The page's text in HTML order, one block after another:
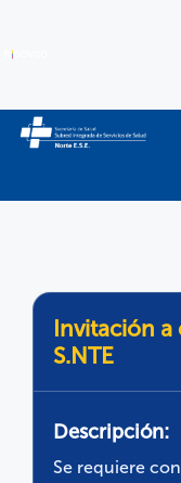
Invitación
S.NTE
Descripción:
Se requiere